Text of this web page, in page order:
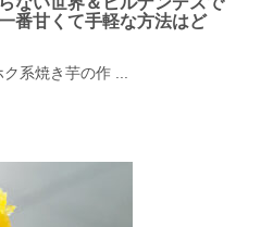
番甘くて手軽な方法はど
系焼き芋の作 ...